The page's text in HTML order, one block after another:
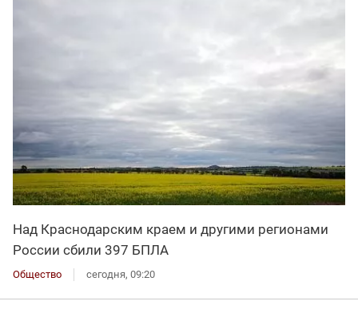
Над Краснодарским краем и другими регионами
России сбили 397 БПЛА
Общество сегодня, 09:20